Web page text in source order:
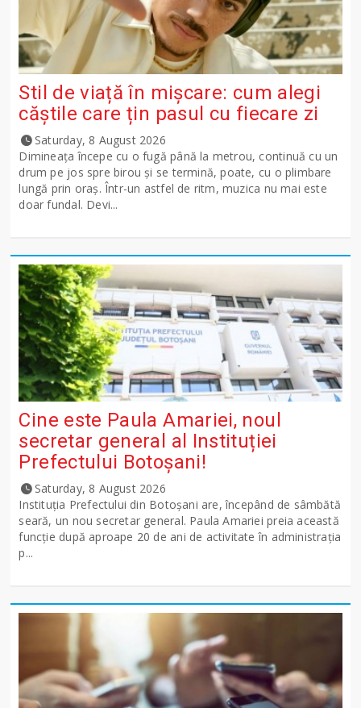
Stil de viață în mișcare: cum alegi
căștile care țin pasul cu fiecare zi
Saturday, 8 August 2026
Dimineața începe cu o fugă până la metrou, continuă cu un
drum pe jos spre birou și se termină, poate, cu o plimbare
lungă prin oraș. Într-un astfel de ritm, muzica nu mai este
doar fundal. Devi...
Cine este Paula Amariei, noul
secretar general al Instituției
Prefectului Botoșani!
Saturday, 8 August 2026
Instituția Prefectului din Botoșani are, începând de sâmbătă
seară, un nou secretar general. Paula Amariei preia această
funcție după aproape 20 de ani de activitate în administrația
p...